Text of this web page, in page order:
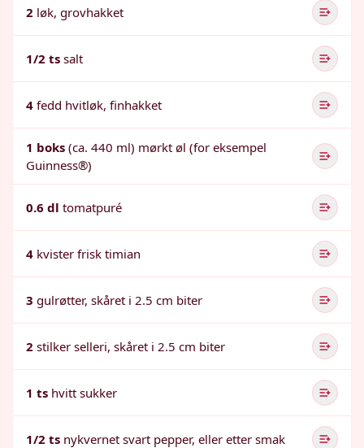
2 løk, grovhakket
1/2 ts salt
4 fedd hvitløk, finhakket
1 boks (ca. 440 ml) mørkt øl (for eksempel
Guinness®)
0.6 dl tomatpuré
4 kvister frisk timian
3 gulrøtter, skåret i 2.5 cm biter
2 stilker selleri, skåret i 2.5 cm biter
1 ts hvitt sukker
1/2 ts nykvernet svart pepper, eller etter smak